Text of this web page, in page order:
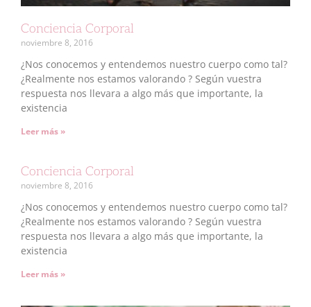
Conciencia Corporal
noviembre 8, 2016
¿Nos conocemos y entendemos nuestro cuerpo como tal?
¿Realmente nos estamos valorando ? Según vuestra
respuesta nos llevara a algo más que importante, la
existencia
Leer más »
Conciencia Corporal
noviembre 8, 2016
¿Nos conocemos y entendemos nuestro cuerpo como tal?
¿Realmente nos estamos valorando ? Según vuestra
respuesta nos llevara a algo más que importante, la
existencia
Leer más »